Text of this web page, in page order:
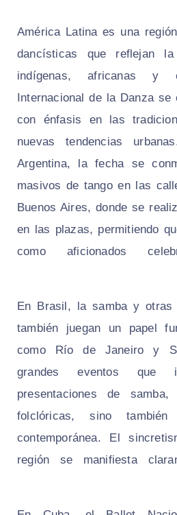
América Latina es una
dancísticas que reflejan
indígenas, africanas y
Internacional de la Danza se
con énfasis en las
nuevas tendencias
Argentina, la fecha se
masivos de tango en las
Buenos Aires, donde se
en las plazas, permitiendo
como aficionados
En Brasil, la samba y otras
también juegan un papel
como Río de Janeiro y
grandes eventos que
presentaciones de
folclóricas, sino
contemporánea. El
región se manifiesta